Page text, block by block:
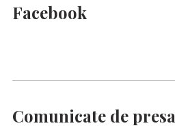
Facebook
Comunicate de presa